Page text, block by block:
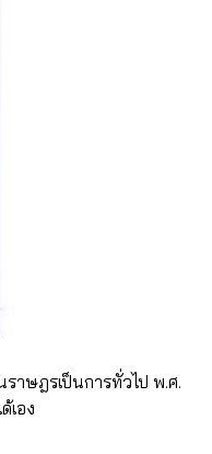
าษฎรเป็นการทั่วไป พ.ศ.
เอง